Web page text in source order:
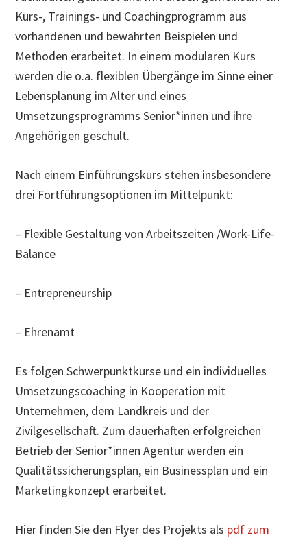
Kurs-, Trainings- und Coachingprogramm aus
vorhandenen und bewährten Beispielen und
Methoden erarbeitet. In einem modularen Kurs
werden die o.a. flexiblen Übergänge im Sinne einer
Lebensplanung im Alter und eines
Umsetzungsprogramms Senior*innen und ihre
Angehörigen geschult.
Nach einem Einführungskurs stehen insbesondere
drei Fortführungsoptionen im Mittelpunkt:
– Flexible Gestaltung von Arbeitszeiten /Work-Life-
Balance
– Entrepreneurship
– Ehrenamt
Es folgen Schwerpunktkurse und ein individuelles
Umsetzungscoaching in Kooperation mit
Unternehmen, dem Landkreis und der
Zivilgesellschaft. Zum dauerhaften erfolgreichen
Betrieb der Senior*innen Agentur werden ein
Qualitätssicherungsplan, ein Businessplan und ein
Marketingkonzept erarbeitet.
Hier finden Sie den Flyer des Projekts als pdf zum